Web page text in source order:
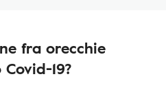
fra orecchie
19?